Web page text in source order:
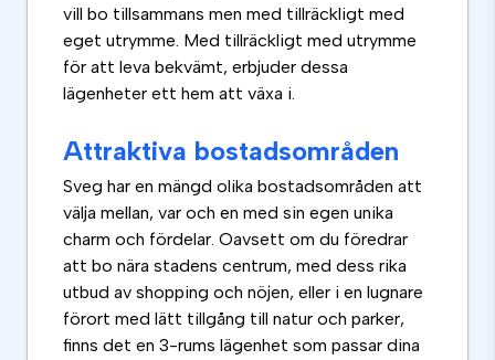
vill bo tillsammans men med tillräckligt med
eget utrymme. Med tillräckligt med utrymme
för att leva bekvämt, erbjuder dessa
lägenheter ett hem att växa i.
Attraktiva bostadsområden
Sveg har en mängd olika bostadsområden att
välja mellan, var och en med sin egen unika
charm och fördelar. Oavsett om du föredrar
att bo nära stadens centrum, med dess rika
utbud av shopping och nöjen, eller i en lugnare
förort med lätt tillgång till natur och parker,
finns det en 3-rums lägenhet som passar dina